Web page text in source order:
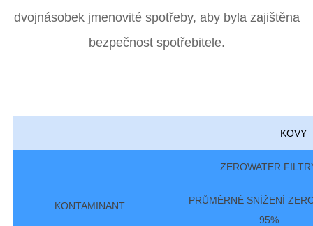
dvojnásobek jmenovité spotřeby, aby byla zajištěna
bezpečnost spotřebitele.
KOVY
KONTAMINANT
ZEROWATER
PRŮMĚRNÉ SNÍŽENÍ
95%